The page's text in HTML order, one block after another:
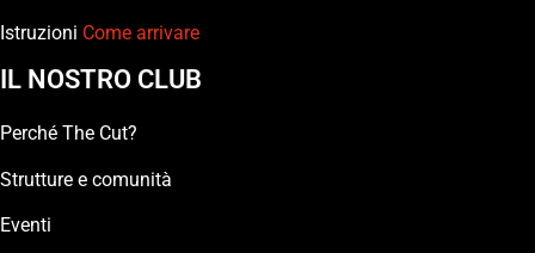
Istruzioni Come arrivare
IL NOSTRO CLUB
Perché The Cut?
Strutture e comunità
Eventi